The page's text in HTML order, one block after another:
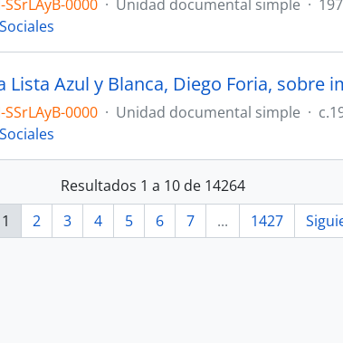
SSrLAyB-0000 · Unidad documental simple ·
Azul y Blanca, Diego Foria, sobre
SSrLAyB-0000 · Unidad documental simple ·
Resultados 1 a 10 de 14264
1 2 3 4 5 6 7 ... 1427